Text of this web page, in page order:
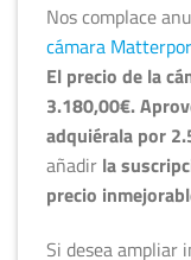
Nos complace
cámara
El precio de la
3.180,00€.
adquiérala por
añadir la
precio
Si desea ampliar